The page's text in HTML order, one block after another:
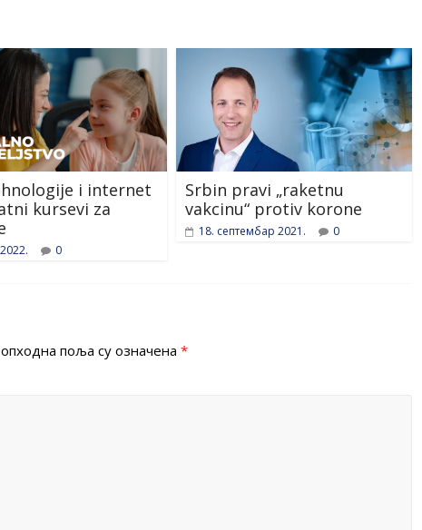
i internet
kursevi za
0
Srbin pravi „raketnu
vakcinu“ protiv korone
18. септембар 2021. 0
поља су означена *